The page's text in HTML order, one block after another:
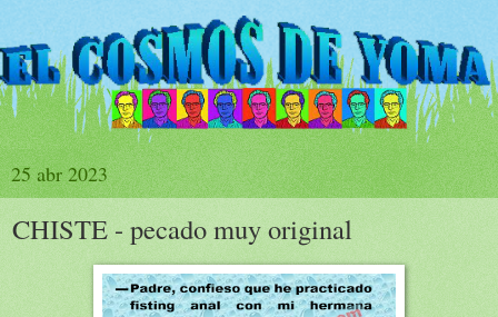
25 abr 2023
CHISTE - pecado muy original